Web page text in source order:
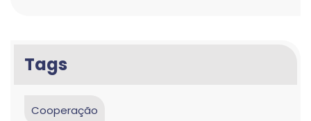
Tags
Cooperação